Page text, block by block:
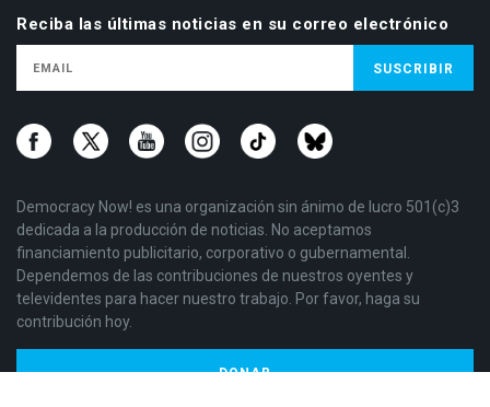
Reciba las últimas noticias en su correo electrónico
Democracy Now! es una organización sin ánimo de lucro 501(c)3
dedicada a la producción de noticias. No aceptamos
financiamiento publicitario, corporativo o gubernamental.
Dependemos de las contribuciones de nuestros oyentes y
televidentes para hacer nuestro trabajo. Por favor, haga su
contribución hoy.
DONAR